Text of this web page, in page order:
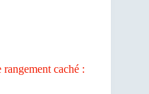
caché :